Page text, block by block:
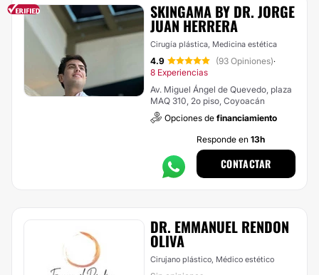
SKINGAMA BY DR. JORGE
JUAN HERRERA
Cirugía plástica, Medicina estética
4.9 (93 Opiniones)·
8 Experiencias
Av. Miguel Ángel de Quevedo, plaza
MAQ 310, 2o piso, Coyoacán
Opciones de financiamiento
Responde en 13h
CONTACTAR
DR. EMMANUEL RENDON
OLIVA
Cirujano plástico, Médico estético